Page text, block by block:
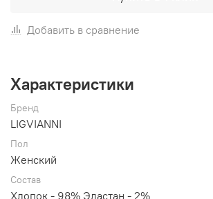
Добавить в сравнение
Характеристики
Бренд
LIGVIANNI
Пол
Женский
Состав
Хлопок - 98% Эластан - 2%